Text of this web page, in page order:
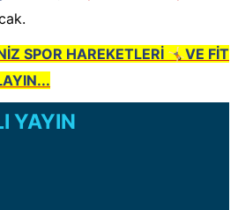
SPOR HAREKETLERİ 🤸🏻VE FİT
YAYIN